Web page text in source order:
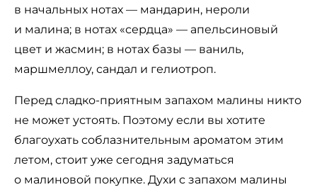
в начальных нотах — мандарин, нероли
и малина; в нотах «сердца» — апельсиновый
цвет и жасмин; в нотах базы — ваниль,
маршмеллоу, сандал и гелиотроп.
Перед сладко-приятным запахом малины никто
не может устоять. Поэтому если вы хотите
благоухать соблазнительным ароматом этим
летом, стоит уже сегодня задуматься
о малиновой покупке. Духи с запахом малины